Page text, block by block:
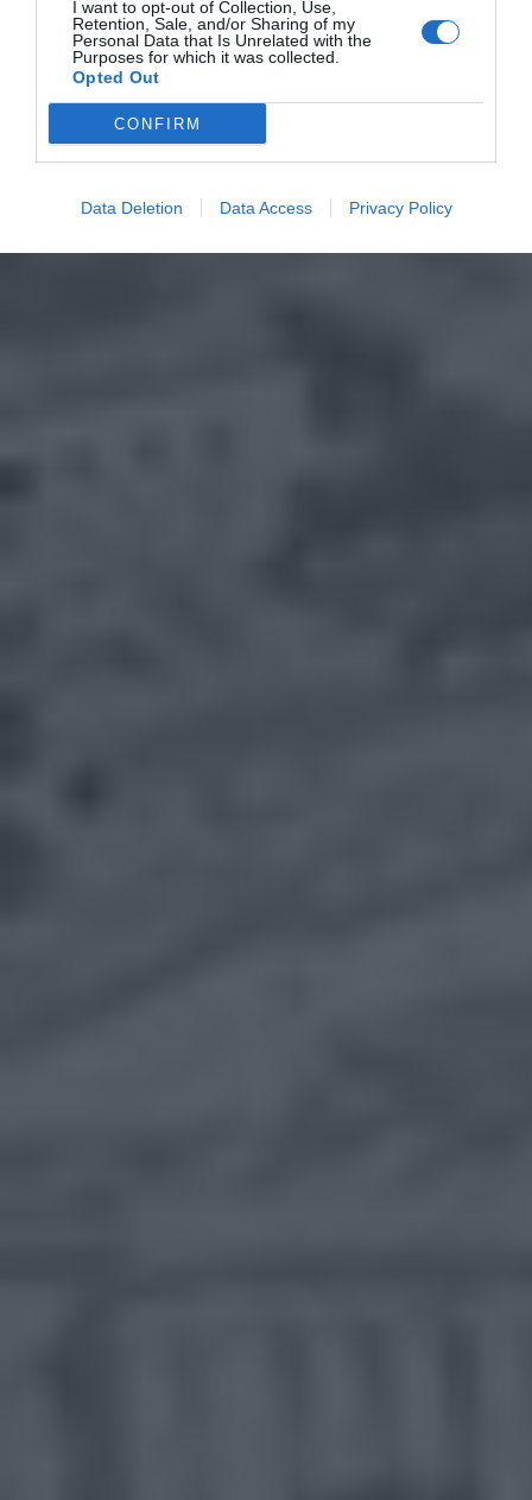
I want to opt-out of Collection, Use,
Retention, Sale, and/or Sharing of my
Personal Data that Is Unrelated with the
Purposes for which it was collected.
Opted Out
CONFIRM
Data Deletion Data Access Privacy Policy